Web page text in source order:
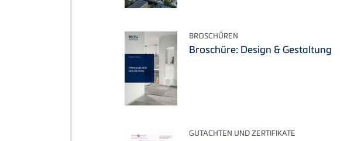
BROSCHÜREN
Broschüre: Design & Gestaltung
GUTACHTEN UND ZERTIFIKATE